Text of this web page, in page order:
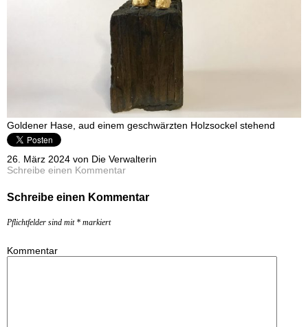
Goldener Hase, aud einem geschwärzten Holzsockel stehend
26. März 2024 von Die Verwalterin
Schreibe einen Kommentar
Schreibe einen Kommentar
Pflichtfelder sind mit * markiert
Kommentar